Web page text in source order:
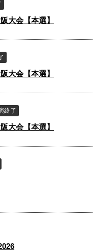
大会【本選】
大会【本選】
終了
大会【本選】